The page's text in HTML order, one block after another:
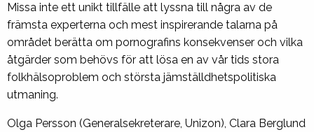
Missa inte ett unikt tillfälle att lyssna till några av de
främsta experterna och mest inspirerande talarna på
området berätta om pornografins konsekvenser och vilka
åtgärder som behövs för att lösa en av vår tids stora
folkhälsoproblem och största jämställdhetspolitiska
utmaning.
Olga Persson (Generalsekreterare, Unizon), Clara Berglund